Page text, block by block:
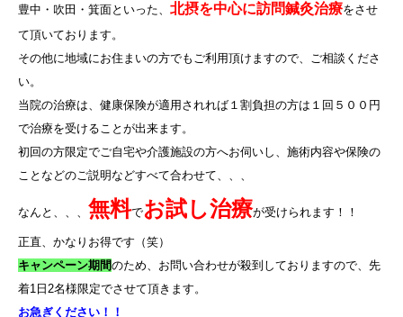
豊中・吹田・箕面といった、 北摂を中心に訪問鍼灸治療をさせ
て頂いております。
その他に地域にお住まいの方でもご利用頂けますので、ご相談くださ
い。
当院の治療は、健康保険が適用されれば１割負担の方は１回５００円
で治療を受けることが出来ます。
初回の方限定でご自宅や介護施設の方へお伺いし、施術内容や保険の
ことなどのご説明などすべて合わせて、、、
なんと、、、 無料でお試し治療が受けられます！！
正直、かなりお得です（笑）
キャンペーン期間のため、お問い合わせが殺到しておりますので、先
着1 日 2名様限定でさせて頂きます。
お急ぎください！！